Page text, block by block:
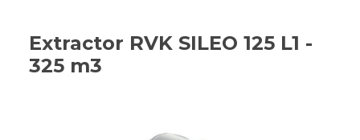
Extractor RVK SILEO 125 L1 -
325 m3